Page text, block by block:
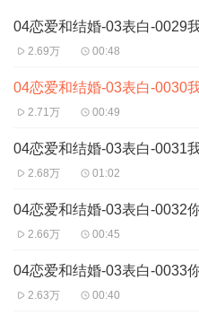
（5）在工作单位
（ 6）打电话
（7）日期与时间
每个音频只有一句,
发音,(一句一句提取音频很辛
04恋爱和结婚-03表白-0029
2.69万 00:48
04恋爱和结婚-03表白-0030
2.71万 00:49
2.68万 01:02
04恋爱和结婚-03表白-0032
2.66万 00:45
04恋爱和结婚-03表白-0033
2.63万 00:40